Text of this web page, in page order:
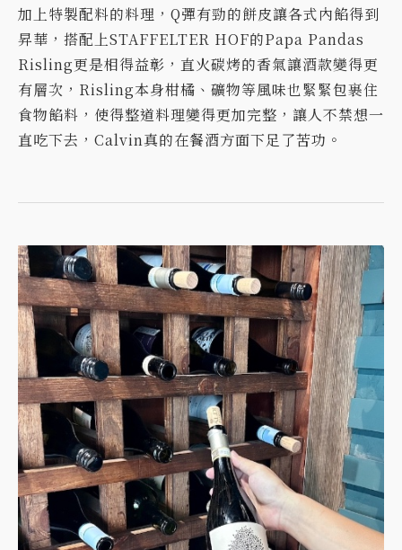
加上特製配料的料理，Q彈有勁的餅皮讓各式內餡得到
昇華，搭配上STAFFELTER HOF的Papa Pandas
Risling更是相得益彰，直火碳烤的香氣讓酒款變得更
有層次，Risling本身柑橘、礦物等風味也緊緊包裹住
食物餡料，使得整道料理變得更加完整，讓人不禁想一
直吃下去，Calvin真的在餐酒方面下足了苦功。